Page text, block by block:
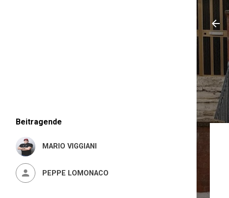
Beitragende
MARIO VIGGIANI
PEPPE LOMONACO